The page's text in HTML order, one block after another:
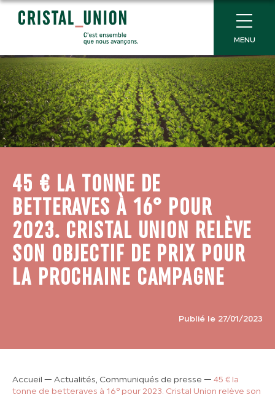
MENU
45 € LA TONNE DE
BETTERAVES À 16° POUR
2023. CRISTAL UNION RELÈVE
SON OBJECTIF DE PRIX POUR
LA PROCHAINE CAMPAGNE
Publié le 27/01/2023
Accueil — Actualités, Communiqués de presse — 45 € la
tonne de betteraves à 16° pour 2023. Cristal Union relève son